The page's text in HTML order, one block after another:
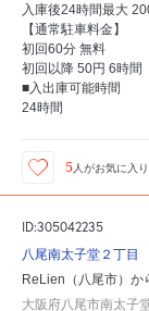
入庫後24時間最大
【通常駐車料金】
初回60分 無料
初回以降 50円 6時間
■入出庫可能時間
24時間
5人がお気に入
ID:305042235
八尾南太子堂２丁目
ReLien（八尾市）か
大阪府八尾市南太子